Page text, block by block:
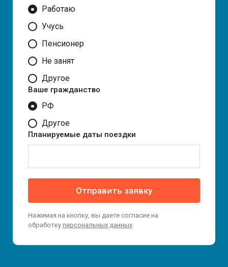
Работаю
Учусь
Пенсионер
Не занят
Другое
Ваше гражданство
РФ
Другое
Планируемые даты поездки
Отправить заявку
Нажимая на кнопку, вы даете согласие на
обработку персональных данных